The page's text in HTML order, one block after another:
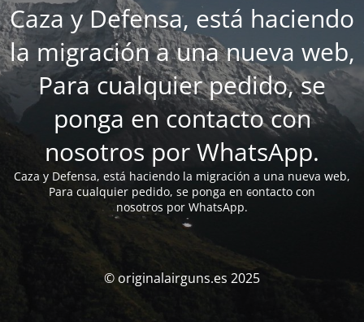
Caza y Defensa, está haciendo
la migración a una nueva web,
Para cualquier pedido, se
ponga en contacto con
nosotros por WhatsApp.
Caza y Defensa, está haciendo la migración a una nueva web,
Para cualquier pedido, se ponga en contacto con
nosotros por WhatsApp.
© originalairguns.es 2025